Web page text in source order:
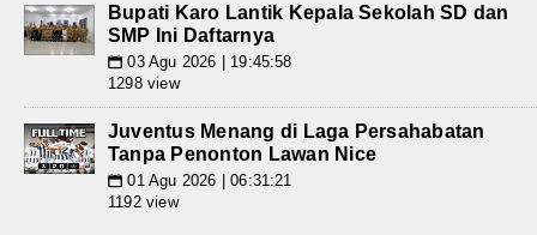
Bupati Karo Lantik Kepala Sekolah SD dan
SMP Ini Daftarnya
📅 03 Agu 2026 | 19:45:58
1298 view
Juventus Menang di Laga Persahabatan
Tanpa Penonton Lawan Nice
📅 01 Agu 2026 | 06:31:21
1192 view